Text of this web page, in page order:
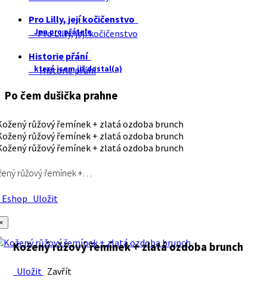
Pro Lilly, její kočičenstvo
Jen pro přátele
Pro Lilly, její kočičenstvo
Historie přání
které jsem již dostal(a)
Historie přání
Po čem dušička prahne
růžový řemínek +…
Uložit
Kožený růžový řemínek + zlatá ozdoba brunch
Uložit Zavřít